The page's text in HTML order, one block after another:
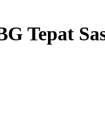
Tepat